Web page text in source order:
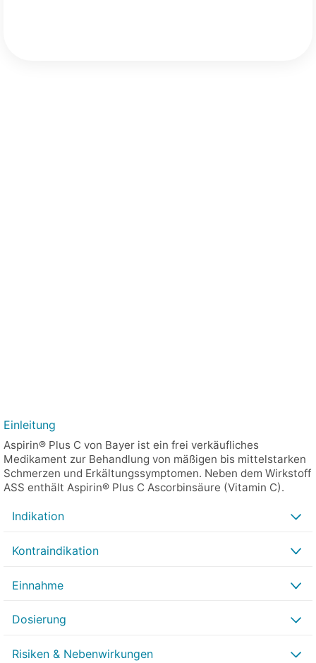
Einleitung
Aspirin® Plus C von Bayer ist ein frei verkäufliches
Medikament zur Behandlung von mäßigen bis mittelstarken
Schmerzen und Erkältungssymptomen. Neben dem Wirkstoff
ASS enthält Aspirin® Plus C Ascorbinsäure (Vitamin C).
Indikation
Kontraindikation
Einnahme
Dosierung
Risiken & Nebenwirkungen